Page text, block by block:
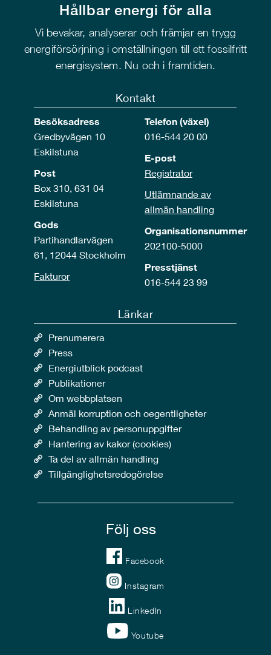
Hållbar energi för alla
Vi bevakar, analyserar och främjar en trygg
energiförsörjning i omställningen till ett fossilfritt
energisystem. Nu och i framtiden.
Kontakt
Besöksadress
Gredbyvägen 10
Eskilstuna
Post
Box 310, 631 04
Eskilstuna
Gods
Partihandlarvägen
61, 12044 Stockholm
Fakturor
Telefon (växel)
016-544 20 00
E-post
Registrator
Utlämnande av
allmän handling
Organisationsnummer
202100-5000
Presstjänst
016-544 23 99
Länkar
Prenumerera
Press
Energiutblick podcast
Publikationer
Om webbplatsen
Anmäl korruption och oegentligheter
Behandling av personuppgifter
Hantering av kakor (cookies)
Ta del av allmän handling
Tillgänglighetsredogörelse
Följ oss
Facebook
Instagram
LinkedIn
Youtube